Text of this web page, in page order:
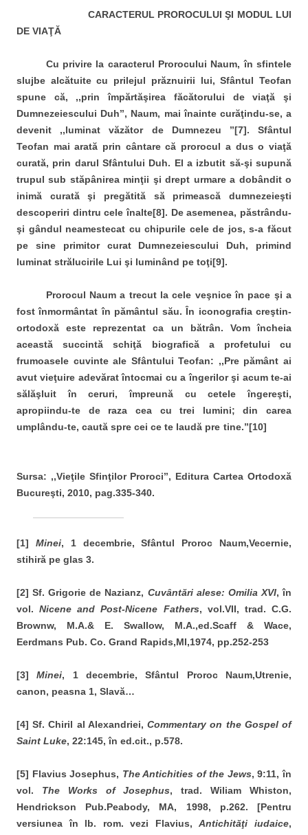
CARACTERUL PROROCULUI ŞI MODUL LUI
DE VIAŢĂ
Cu privire la caracterul Prorocului Naum, în sfintele
slujbe alcătuite cu prilejul prăznuirii lui, Sfântul Teofan
spune că, ,,prin împărtăşirea făcătorului de viaţă şi
Dumnezeiescului Duh’’, Naum, mai înainte curăţindu-se, a
devenit ,,luminat văzător de Dumnezeu ’’[7]. Sfântul
Teofan mai arată prin cântare că prorocul a dus o viaţă
curată, prin darul Sfântului Duh. El a izbutit să-şi supună
trupul sub stăpânirea minţii şi drept urmare a dobândit o
inimă curată şi pregătită să primească dumnezeieşti
descoperiri dintru cele înalte[8]. De asemenea, păstrându-
şi gândul neamestecat cu chipurile cele de jos, s-a făcut
pe sine primitor curat Dumnezeiescului Duh, primind
luminat strălucirile Lui şi luminând pe toţi[9].
Prorocul Naum a trecut la cele veşnice în pace şi a
fost înmormântat în pământul său. În iconografia creştin-
ortodoxă este reprezentat ca un bătrân. Vom încheia
această succintă schiţă biografică a profetului cu
frumoasele cuvinte ale Sfântului Teofan: ,,Pre pământ ai
avut vieţuire adevărat întocmai cu a îngerilor şi acum te-ai
sălăşluit în ceruri, împreună cu cetele îngereşti,
apropiindu-te de raza cea cu trei lumini; din carea
umplându-te, caută spre cei ce te laudă pre tine.’’[10]
Sursa: ,,Vieţile Sfinţilor Proroci’’, Editura Cartea Ortodoxă
Bucureşti, 2010, pag.335-340.
[1] Minei, 1 decembrie, Sfântul Proroc Naum,Vecernie,
stihiră pe glas 3.
[2] Sf. Grigorie de Nazianz, Cuvântări alese: Omilia XVI, în
vol.Nicene and Post-Nicene Fathers, vol.VII, trad. C.G.
Brownw, M.A.& E. Swallow, M.A.,ed.Scaff & Wace,
Eerdmans Pub. Co. Grand Rapids,MI,1974, pp.252-253
[3]Minei, 1 decembrie, Sfântul Proroc Naum,Utrenie,
canon, peasna 1, Slavă…
[4] Sf. Chiril al Alexandriei,Commentary on the Gospel of
Saint Luke, 22:145, în ed.cit., p.578.
[5] Flavius Josephus, The Antichities of the Jews, 9:11, în
vol. The Works of Josephus, trad. Wiliam Whiston,
Hendrickson Pub.Peabody, MA, 1998, p.262. [Pentru
versiunea în lb. rom. vezi Flavius,Antichităţi iudaice,